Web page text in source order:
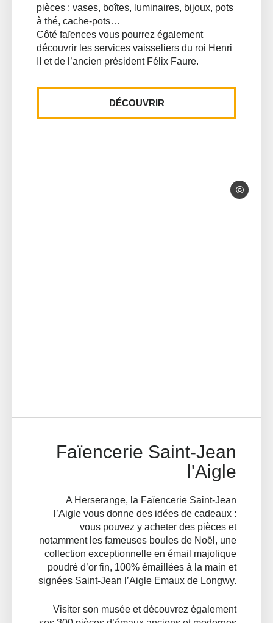
pièces : vases, boîtes, luminaires, bijoux, pots
à thé, cache-pots…
Côté faïences vous pourrez également
découvrir les services vaisseliers du roi Henri
II et de l’ancien président Félix Faure.
DÉCOUVRIR
Faïencerie Saint-Jean
l'Aigle
A Herserange, la Faïencerie Saint-Jean
l’Aigle vous donne des idées de cadeaux :
vous pouvez y acheter des pièces et
notamment les fameuses boules de Noël, une
collection exceptionnelle en émail majolique
poudré d’or fin, 100% émaillées à la main et
signées Saint-Jean l’Aigle Emaux de Longwy.
Visiter son musée et découvrez également